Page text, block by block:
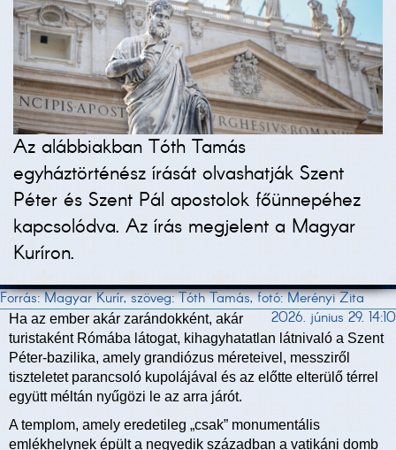
Az alábbiakban Tóth Tamás
egyháztörténész írását olvashatják Szent
Péter és Szent Pál apostolok főünnepéhez
kapcsolódva. Az írás megjelent a Magyar
Kuríron.
Forrás: Magyar Kurír, szöveg: Tóth Tamás, fotó: Merényi Zita
2026. június 29. 14:10
Ha az ember akár zarándokként, akár
turistaként Rómába látogat, kihagyhatatlan látnivaló a Szent
Péter-bazilika, amely grandiózus méreteivel, messziről
tiszteletet parancsoló kupolájával és az előtte elterülő térrel
együtt méltán nyűgözi le az arra járót.
A templom, amely eredetileg „csak” monumentális
emlékhelynek épült a negyedik században a vatikáni domb